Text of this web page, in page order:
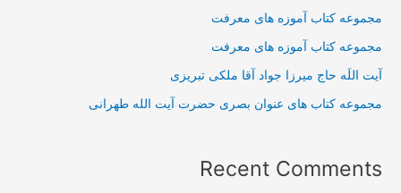
مجموعه کتاب آموزه های معرفت
مجموعه کتاب آموزه های معرفت
آیت اللَه حاج میرزا جواد آقا ملکی تبریزی
مجموعه کتاب های عنوان بصری حضرت آیت الله طهرانی
Recent Comments